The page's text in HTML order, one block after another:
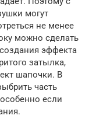
могут
не менее
можно сделать
эффекта
затылка,
шапочки. В
часть
если